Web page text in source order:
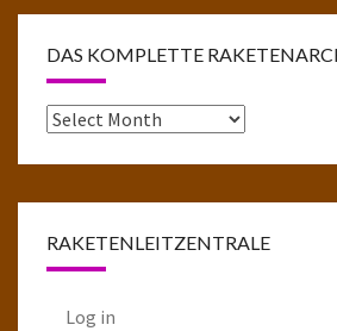
DAS KOMPLETTE
Das
RAKETENLEITZENTRALE
Log in